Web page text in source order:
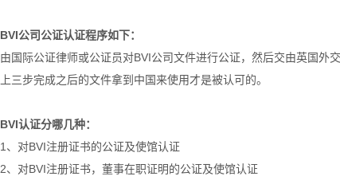
BVI公司公证认证程序如下：
由国际公证律师或公证员对BVI公司文件进行公证，然后交由英国外
上三步完成之后的文件拿到中国来使用才是被认可的。
BVI认证分哪几种：
1、对BVI注册证书的公证及使馆认证
2、对BVI注册证书，董事在职证明的公证及使馆认证